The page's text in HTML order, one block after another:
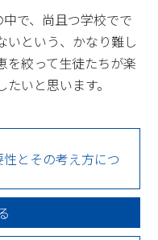
で、尚且つ学校でで
いという、かなり難し
を絞って生徒たちが楽
いと思います。
とその考え方につ